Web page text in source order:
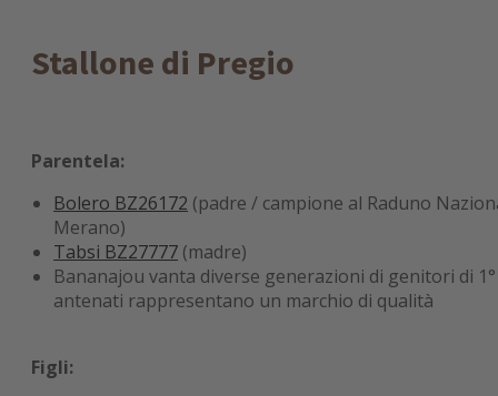
Stallone di Pregio
Parentela:
Bolero BZ26172 (padre / campione al Raduno
Merano)
Tabsi BZ27777 (madre)
Bananajou vanta diverse generazioni di genitori di 1°
antenati rappresentano un marchio di qualità
Figli: